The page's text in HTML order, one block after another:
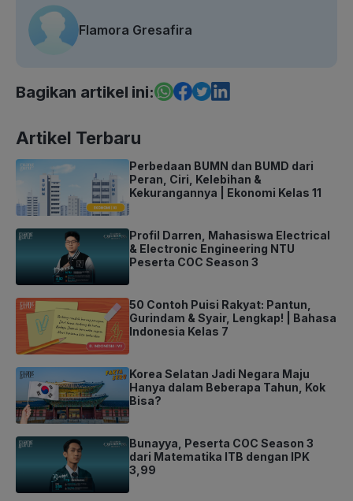
Flamora Gresafira
Bagikan artikel ini:
Artikel Terbaru
Perbedaan BUMN dan BUMD dari
Peran, Ciri, Kelebihan &
Kekurangannya | Ekonomi Kelas 11
Profil Darren, Mahasiswa Electrical
& Electronic Engineering NTU
Peserta COC Season 3
50 Contoh Puisi Rakyat: Pantun,
Gurindam & Syair, Lengkap! | Bahasa
Indonesia Kelas 7
Korea Selatan Jadi Negara Maju
Hanya dalam Beberapa Tahun, Kok
Bisa?
Bunayya, Peserta COC Season 3
dari Matematika ITB dengan IPK
3,99